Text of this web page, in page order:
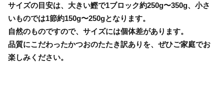
サイズの目安は、大きい鰹で1ブロック約250g〜350g、小さ
いものでは1節約150g〜250gとなります。
自然のものですので、サイズには個体差があります。
品質にこだわったかつおのたたき訳ありを、ぜひご家庭でお
楽しみください。